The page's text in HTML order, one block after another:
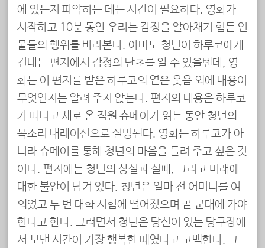
에 있는지 파악하는 데는 시간이 필요하다. 영화가
시작하고 10분 동안 우리는 감정을 알아채기 힘든 인
물들의 행위를 바라본다. 아마도 청년이 하루코에게
건네는 편지에서 감정의 단초를 알 수 있을텐데, 영
화는 이 편지를 받은 하루코의 옅은 웃음 외에 내용이
무엇인지는 알려 주지 않는다. 편지의 내용은 하루코
가 떠나고 새로 온 직원 슈메이가 읽는 동안 청년의
목소리 내레이션으로 설명된다. 영화는 하루코가 아
니라 슈메이를 통해 청년의 마음을 들려 주고 싶은 것
이다. 편지에는 청년의 상실과 실패, 그리고 미래에
대한 불안이 담겨 있다. 청년은 얼마 전 어머니를 여
의었고 두 번 대학 시험에 떨어졌으며 곧 군대에 가야
한다고 한다. 그러면서 청년은 당신이 있는 당구장에
서 보낸 시간이 가장 행복한 때였다고 고백한다. 그